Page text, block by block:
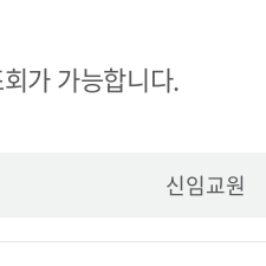
Management
가 가능합니다.
신임교원